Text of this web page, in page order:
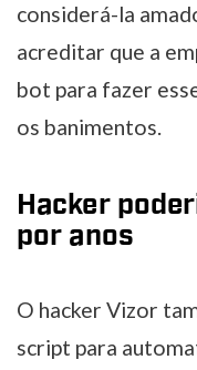
considerá-la
acreditar que a
bot para fazer
os banimentos.
Hacker
por anos
O hacker Vizor
script para